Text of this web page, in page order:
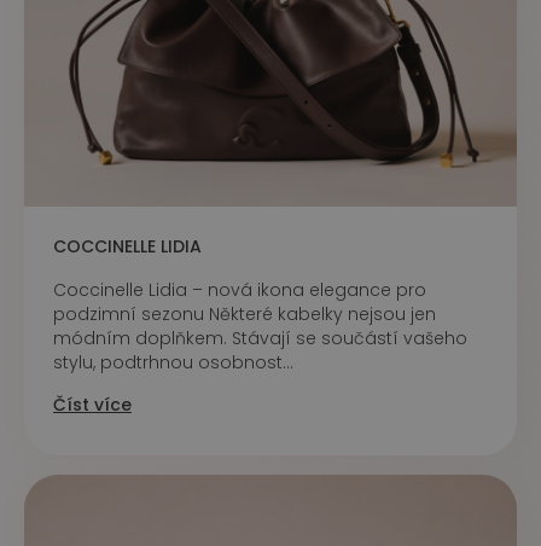
COCCINELLE LIDIA
Coccinelle Lidia – nová ikona elegance pro
podzimní sezonu Některé kabelky nejsou jen
módním doplňkem. Stávají se součástí vašeho
stylu, podtrhnou osobnost...
Číst více